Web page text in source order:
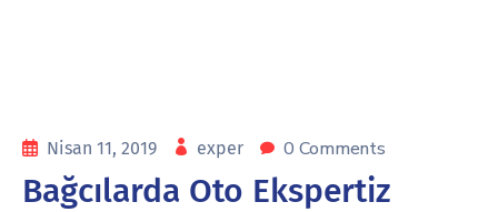
Nisan 11, 2019 exper 0 Comments
Bağcılarda Oto Ekspertiz